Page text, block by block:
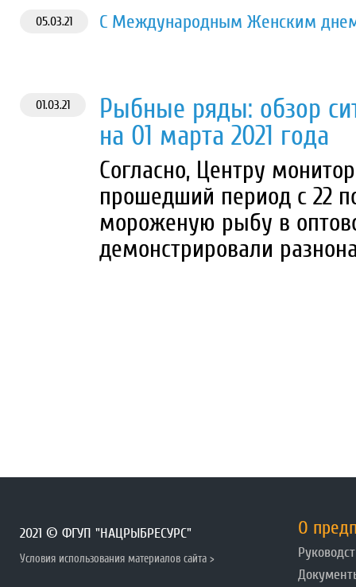
05.03.21 С Международным Женским
01.03.21
Рыбные ряды: обзор
на 01 марта 2021 года
Согласно, Центру
прошедший период с 22
мороженую рыбу в
демонстрировали
2021 © ФГУП "НАЦРЫБРЕСУРС"
Условия использования материалов сайта >
О